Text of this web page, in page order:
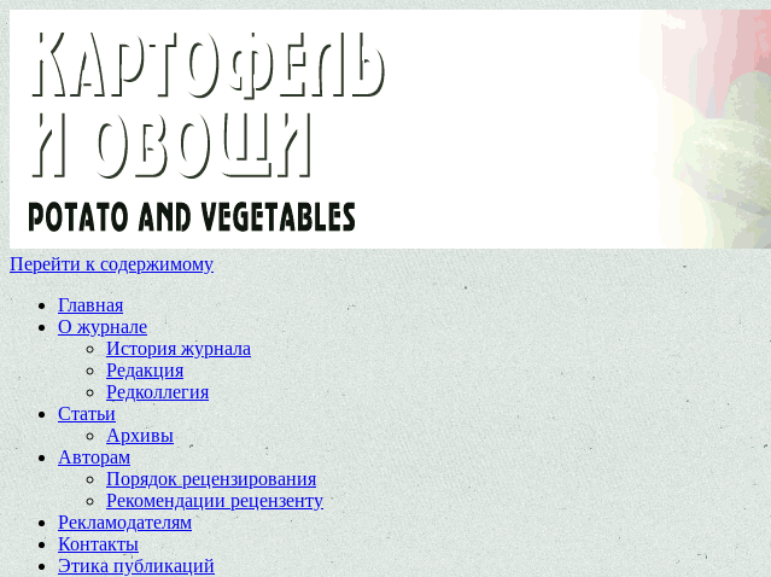
Перейти к содержимому
Главная
О журнале
История журнала
Редакция
Редколлегия
Статьи
Архивы
Авторам
Порядок рецензирования
Рекомендации рецензенту
Рекламодателям
Контакты
Этика публикаций